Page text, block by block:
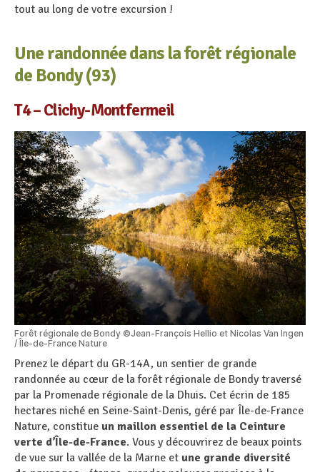
tout au long de votre excursion !
Une randonnée dans la forêt régionale
de Bondy (93)
T4 – Clichy-Montfermeil
Forêt régionale de Bondy ©Jean-François Hellio et Nicolas Van Ingen
/ Île-de-France Nature
Prenez le départ du GR-14A, un sentier de grande
randonnée au cœur de la forêt régionale de Bondy traversé
par la Promenade régionale de la Dhuis. Cet écrin de 185
hectares niché en Seine-Saint-Denis, géré par Île-de-France
Nature, constitue un maillon essentiel de la Ceinture
verte d’Île-de-France. Vous y découvrirez de beaux points
de vue sur la vallée de la Marne et une grande diversité